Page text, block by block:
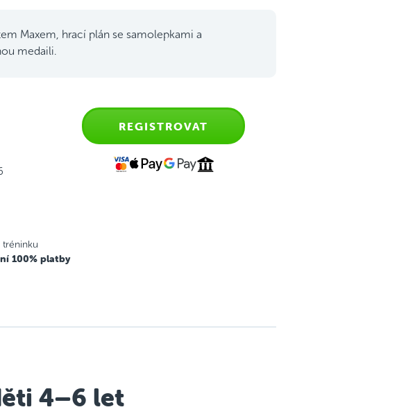
Maxem, hrací plán se samolepkami a
medaili.
REGISTROVAT
tréninku
100% platby
4–6 let